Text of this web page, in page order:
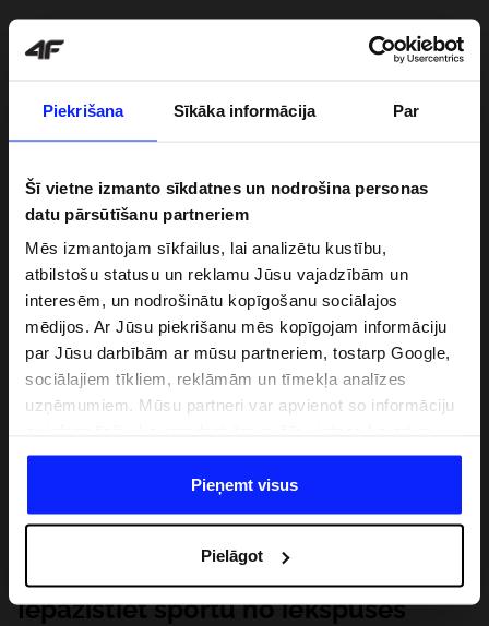
Piekrišana Sīkāka informācija Par
Šī vietne izmanto sīkdatnes un nodrošina personas
datu pārsūtīšanu partneriem
Mēs izmantojam sīkfailus, lai analizētu kustību,
atbilstošu statusu un reklamu Jūsu vajadzībām un
interesēm, un nodrošinātu kopīgošanu sociālajos
mēdijos. Ar Jūsu piekrišanu mēs kopīgojam informāciju
par Jūsu darbībām ar mūsu partneriem, tostarp Google,
sociālajiem tīkliem, reklāmām un tīmekļa analīzes
uzņēmumiem. Mūsu partneri var apvienot so informāciju
datiem, ko viņi iegūst, izmantojot viņu pakalpojumus. Ar
Jūsu atļauju, mēs varam pārsūtīt Jūsu personas datus
saviem partneriem, lai uzlabotu veidu, kadā tiek rādīta
saturu un uzlabotu mūsu partneru piedāvātos risinajumus
( piem. socialos tīklus). Detalizētu informāciju var atrast
mūsu Privātuma politikā un sadaļā "Detaļas".
Pieņemt visus
Pielāgot
Iepazīstiet sportu no iekšpuses